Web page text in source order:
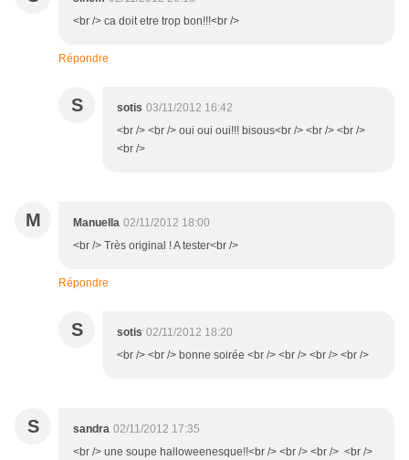
<br /> ca doit etre trop bon!!!<br />
Répondre
S sotis 03/11/2012 16:42
<br /> <br /> oui oui oui!!! bisous<br /> <br /> <br />
<br />
M Manuella 02/11/2012 18:00
<br /> Très original ! A tester<br />
Répondre
S sotis 02/11/2012 18:20
<br /> <br /> bonne soirée <br /> <br /> <br /> <br />
S sandra 02/11/2012 17:35
<br /> une soupe halloweenesque!!<br /> <br /> <br /> <br />